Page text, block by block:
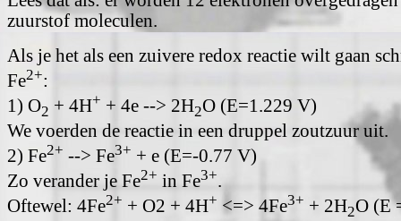
zuurstof moleculen.
Als je het als een zuivere redox reactie wilt gaan
Fe2+:
1) O2 + 4H+ + 4e --> 2H2O (E=1.229 V)
We voerden de reactie in een druppel zoutzuur uit.
2) Fe2+ --> Fe3+ + e (E=-0.77 V)
Zo verander je Fe2+ in Fe3+.
Oftewel: 4Fe2+ + O2 + 4H+ <=> 4Fe3+ + 2H2O (E